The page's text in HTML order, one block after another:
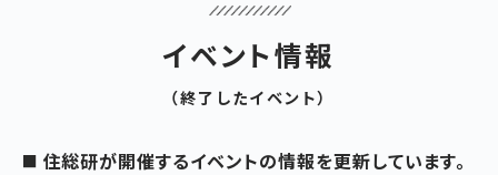
イベント情報
（終了したイベント）
住総研が開催するイベントの情報を更新しています。